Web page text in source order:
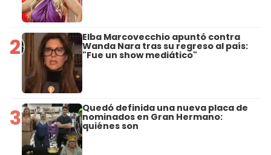
2 Elba Marcovecchio apuntó contra
Wanda Nara tras su regreso al país:
"Fue un show mediático"
3 Quedó definida una nueva placa de
nominados en Gran Hermano:
quiénes son